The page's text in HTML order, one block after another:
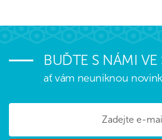
BUĎTE S NÁMI
ať vám neuniknou